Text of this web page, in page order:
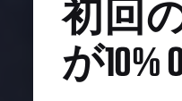
初回
が10%